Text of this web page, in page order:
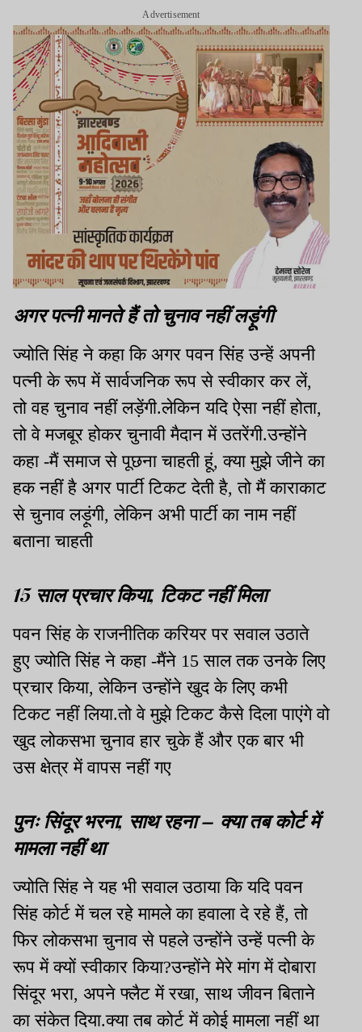
Advertisement
अगर पत्नी मानते हैं तो चुनाव नहीं लड़ूंगी
ज्योति सिंह ने कहा कि अगर पवन सिंह उन्हें अपनी
पत्नी के रूप में सार्वजनिक रूप से स्वीकार कर लें,
तो वह चुनाव नहीं लड़ेंगी.लेकिन यदि ऐसा नहीं होता,
तो वे मजबूर होकर चुनावी मैदान में उतरेंगी.उन्होंने
कहा -मैं समाज से पूछना चाहती हूं, क्या मुझे जीने का
हक नहीं है अगर पार्टी टिकट देती है, तो मैं काराकाट
से चुनाव लड़ूंगी, लेकिन अभी पार्टी का नाम नहीं
बताना चाहती
15 साल प्रचार किया, टिकट नहीं मिला
पवन सिंह के राजनीतिक करियर पर सवाल उठाते
हुए ज्योति सिंह ने कहा -मैंने 15 साल तक उनके लिए
प्रचार किया, लेकिन उन्होंने खुद के लिए कभी
टिकट नहीं लिया.तो वे मुझे टिकट कैसे दिला पाएंगे वो
खुद लोकसभा चुनाव हार चुके हैं और एक बार भी
उस क्षेत्र में वापस नहीं गए
पुनः सिंदूर भरना, साथ रहना – क्या तब कोर्ट में
मामला नहीं था
ज्योति सिंह ने यह भी सवाल उठाया कि यदि पवन
सिंह कोर्ट में चल रहे मामले का हवाला दे रहे हैं, तो
फिर लोकसभा चुनाव से पहले उन्होंने उन्हें पत्नी के
रूप में क्यों स्वीकार किया?उन्होंने मेरे मांग में दोबारा
सिंदूर भरा, अपने फ्लैट में रखा, साथ जीवन बिताने
का संकेत दिया.क्या तब कोर्ट में कोई मामला नहीं था